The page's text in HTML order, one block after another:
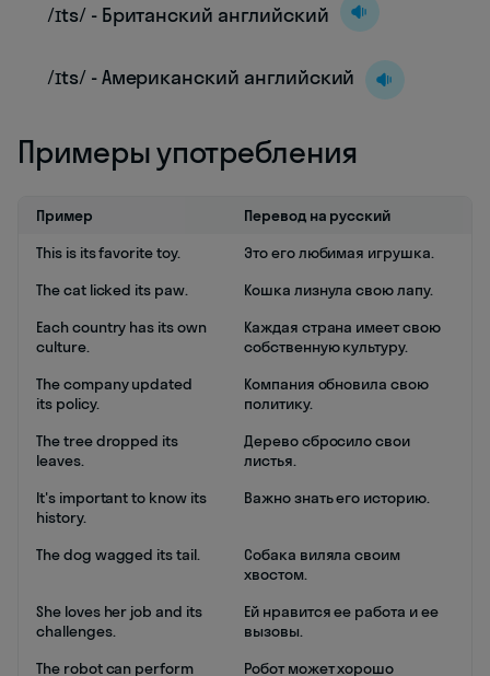
/ɪts/ - Британский английский
/ɪts/ - Американский английский
Примеры употребления
Пример
Перевод на русский
This is its favorite toy.
Это его любимая игрушка.
The cat licked its paw.
Кошка лизнула свою лапу.
Each country has its own
culture.
Каждая страна имеет свою
собственную культуру.
The company updated
its policy.
Компания обновила свою
политику.
The tree dropped its
leaves.
Дерево сбросило свои
листья.
It's important to know its
history.
Важно знать его историю.
The dog wagged its tail.
Собака виляла своим
хвостом.
She loves her job and its
challenges.
Ей нравится ее работа и ее
вызовы.
The robot can perform
Робот может хорошо